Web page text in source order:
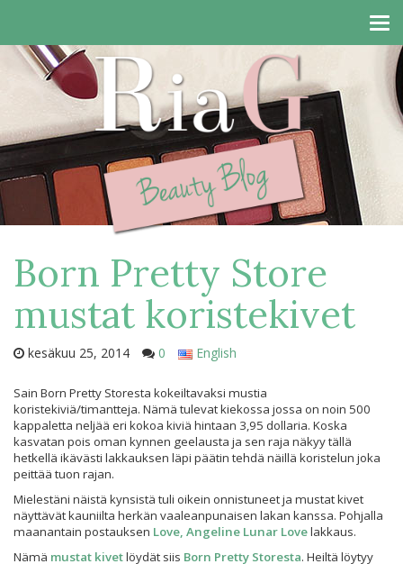
Born Pretty Store
mustat koristekivet
kesäkuu 25, 2014 0 English
Sain Born Pretty Storesta kokeiltavaksi mustia
koristekiviä/timantteja. Nämä tulevat kiekossa jossa on noin 500
kappaletta neljää eri kokoa kiviä hintaan 3,95 dollaria. Koska
kasvatan pois oman kynnen geelausta ja sen raja näkyy tällä
hetkellä ikävästi lakkauksen läpi päätin tehdä näillä koristelun joka
peittää tuon rajan.
Mielestäni näistä kynsistä tuli oikein onnistuneet ja mustat kivet
näyttävät kauniilta herkän vaaleanpunaisen lakan kanssa. Pohjalla
maanantain postauksen Love, Angeline Lunar Lovelakkaus.
Nämä mustat kivetlöydät siis Born Pretty Storesta. Heiltä löytyy